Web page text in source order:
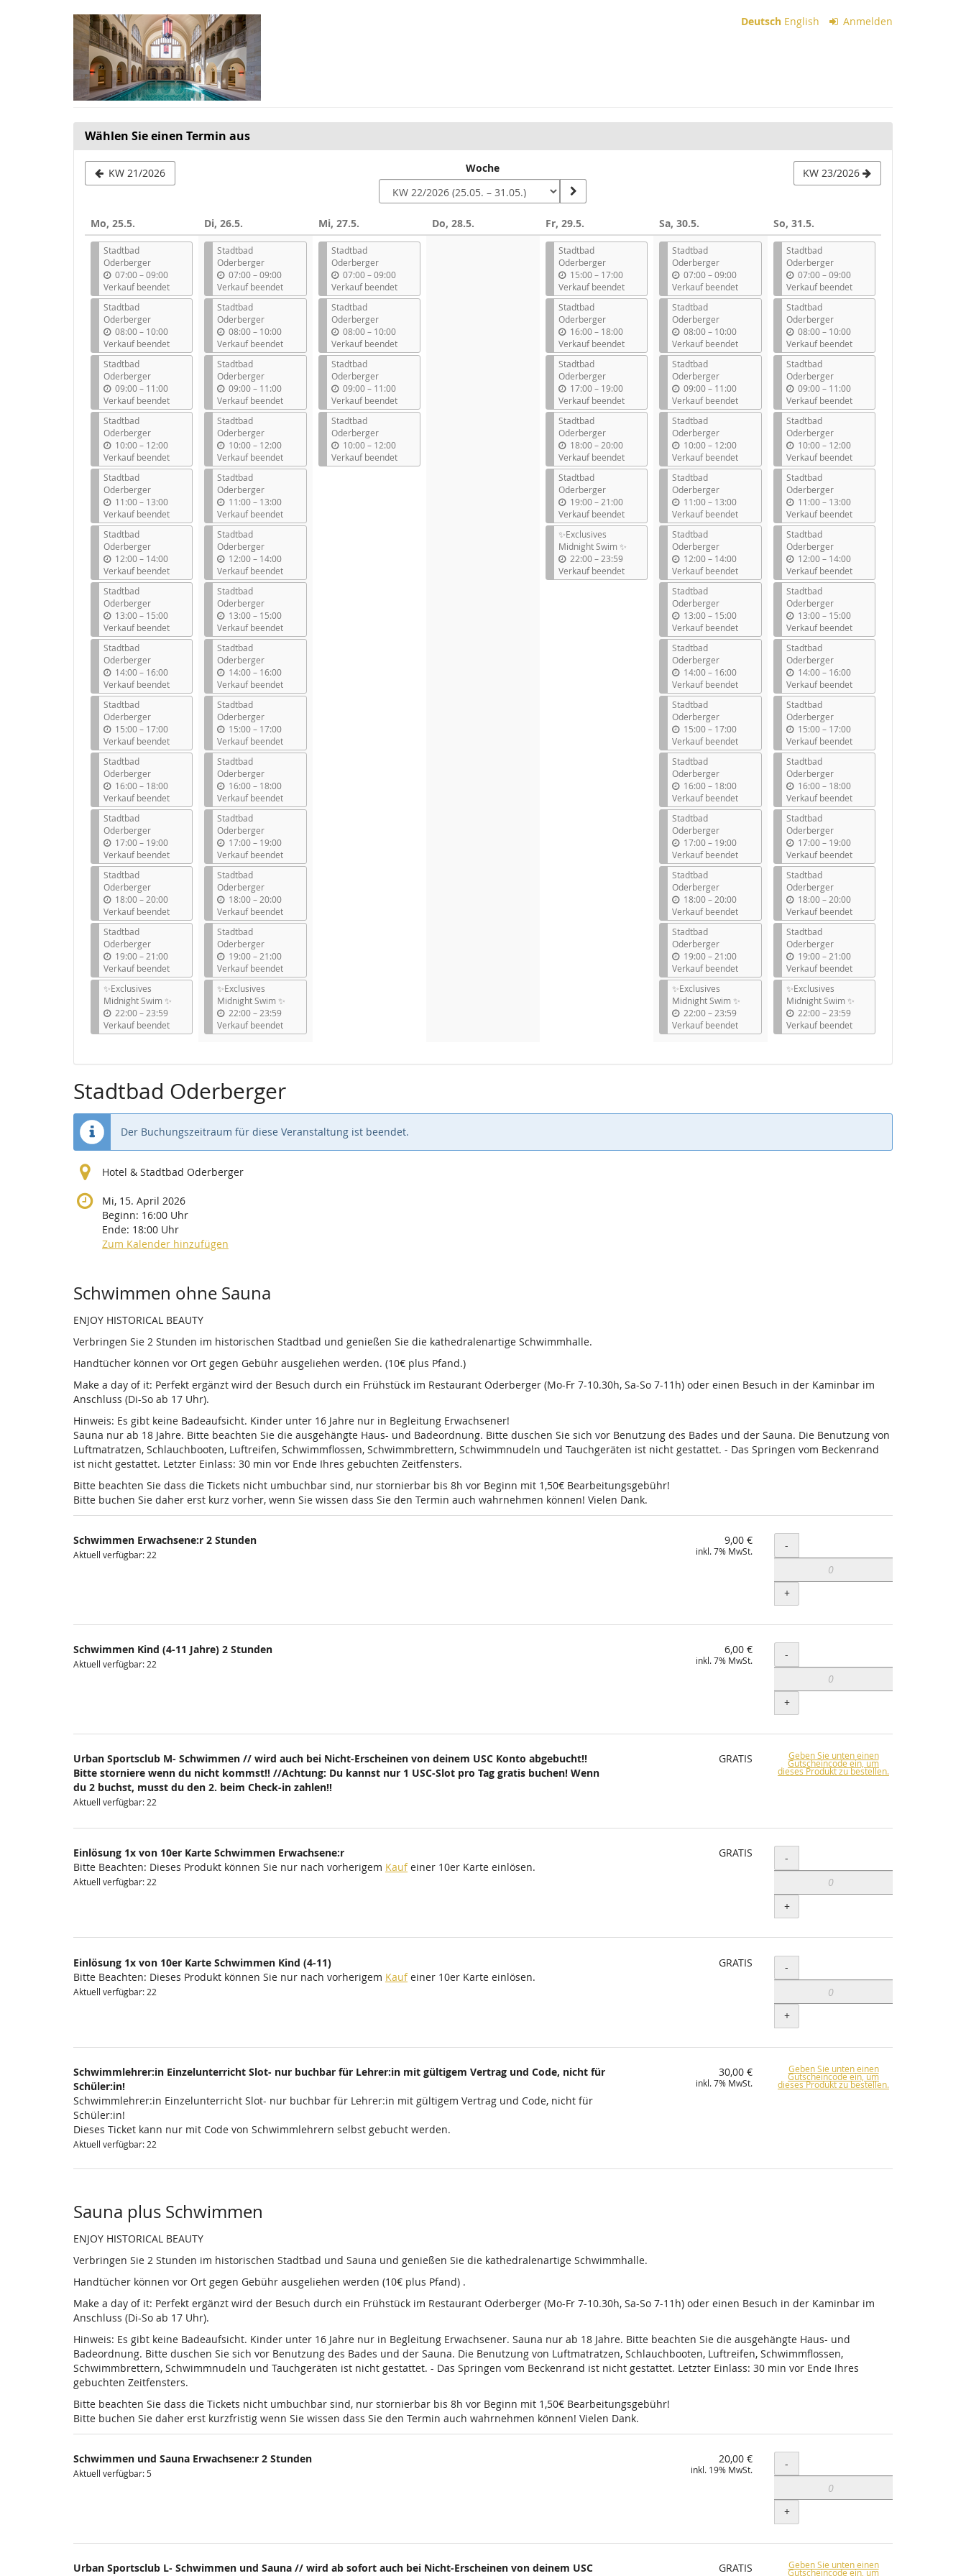
Deutsch English Anmelden
Wählen Sie einen Termin aus
KW 21/2026
auswählen
Woche KW 23/2026
Mo, 25.5.
Stadtbad
Oderberger
07:00–b
i
s
09:00
Verkauf beendet
Stadtbad
Oderberger
08:00–b
i
s
10:00
Verkauf beendet
Stadtbad
Oderberger
09:00–b
i
s
11:00
Verkauf beendet
Stadtbad
Oderberger
10:00–b
i
s
12:00
Verkauf beendet
Stadtbad
Oderberger
11:00–b
i
s
13:00
Verkauf beendet
Stadtbad
Oderberger
12:00–b
i
s
14:00
Verkauf beendet
Stadtbad
Oderberger
13:00–b
i
s
15:00
Verkauf beendet
Stadtbad
Oderberger
14:00–b
i
s
16:00
Verkauf beendet
Stadtbad
Oderberger
15:00–b
i
s
17:00
Verkauf beendet
Stadtbad
Oderberger
16:00–b
i
s
18:00
Verkauf beendet
Stadtbad
Oderberger
17:00–b
i
s
19:00
Verkauf beendet
Stadtbad
Oderberger
18:00–b
i
s
20:00
Verkauf beendet
Stadtbad
Oderberger
19:00–b
i
s
21:00
Verkauf beendet
✨Exclusives
Midnight Swim ✨
22:00–b
i
s
23:59
Verkauf beendet
Di, 26.5.
Stadtbad
Oderberger
07:00 –b
i
s
09:00
Verkauf beendet
Stadtbad
Oderberger
08:00 –b
i
s
10:00
Verkauf beendet
Stadtbad
Oderberger
09:00 –b
i
s
11:00
Verkauf beendet
Stadtbad
Oderberger
10:00 –b
i
s
12:00
Verkauf beendet
Stadtbad
Oderberger
11:00 –b
i
s
13:00
Verkauf beendet
Stadtbad
Oderberger
12:00 –b
i
s
14:00
Verkauf beendet
Stadtbad
Oderberger
13:00 –b
i
s
15:00
Verkauf beendet
Stadtbad
Oderberger
14:00 –b
i
s
16:00
Verkauf beendet
Stadtbad
Oderberger
15:00 –b
i
s
17:00
Verkauf beendet
Stadtbad
Oderberger
16:00 –b
i
s
18:00
Verkauf beendet
Stadtbad
Oderberger
17:00 –b
i
s
19:00
Verkauf beendet
Stadtbad
Oderberger
18:00 –b
i
s
20:00
Verkauf beendet
Stadtbad
Oderberger
19:00 –b
i
s
21:00
Verkauf beendet
✨Exclusives
Midnight Swim ✨
22:00 –b
i
s
23:59
Verkauf beendet
Mi, 27.5.
Stadtbad
Oderberger
07:00 –b
i
s
09:00
Verkauf beendet
Stadtbad
Oderberger
08:00 –b
i
s
10:00
Verkauf beendet
Stadtbad
Oderberger
09:00 –b
i
s
11:00
Verkauf beendet
Stadtbad
Oderberger
10:00 –b
i
s
12:00
Verkauf beendet
Do, 28.5. Fr, 29.5.
Stadtbad
Oderberger
15:00–b
i
s
17:00
Verkauf beendet
Stadtbad
Oderberger
16:00–b
i
s
18:00
Verkauf beendet
Stadtbad
Oderberger
17:00–b
i
s
19:00
Verkauf beendet
Stadtbad
Oderberger
18:00–b
i
s
20:00
Verkauf beendet
Stadtbad
Oderberger
19:00–b
i
s
21:00
Verkauf beendet
✨Exclusives
Midnight Swim ✨
22:00–b
i
s
23:59
Verkauf beendet
Sa, 30.5.
Stadtbad
Oderberger
07:00 –b
i
s
09:00
Verkauf beendet
Stadtbad
Oderberger
08:00 –b
i
s
10:00
Verkauf beendet
Stadtbad
Oderberger
09:00 –b
i
s
11:00
Verkauf beendet
Stadtbad
Oderberger
10:00 –b
i
s
12:00
Verkauf beendet
Stadtbad
Oderberger
11:00 –b
i
s
13:00
Verkauf beendet
Stadtbad
Oderberger
12:00 –b
i
s
14:00
Verkauf beendet
Stadtbad
Oderberger
13:00 –b
i
s
15:00
Verkauf beendet
Stadtbad
Oderberger
14:00 –b
i
s
16:00
Verkauf beendet
Stadtbad
Oderberger
15:00 –b
i
s
17:00
Verkauf beendet
Stadtbad
Oderberger
16:00 –b
i
s
18:00
Verkauf beendet
Stadtbad
Oderberger
17:00 –b
i
s
19:00
Verkauf beendet
Stadtbad
Oderberger
18:00 –b
i
s
20:00
Verkauf beendet
Stadtbad
Oderberger
19:00 –b
i
s
21:00
Verkauf beendet
✨Exclusives
Midnight Swim ✨
22:00 –b
i
s
23:59
Verkauf beendet
So, 31.5.
Stadtbad
Oderberger
07:00 –b
i
s
09:00
Verkauf beendet
Stadtbad
Oderberger
08:00 –b
i
s
10:00
Verkauf beendet
Stadtbad
Oderberger
09:00 –b
i
s
11:00
Verkauf beendet
Stadtbad
Oderberger
10:00 –b
i
s
12:00
Verkauf beendet
Stadtbad
Oderberger
11:00 –b
i
s
13:00
Verkauf beendet
Stadtbad
Oderberger
12:00 –b
i
s
14:00
Verkauf beendet
Stadtbad
Oderberger
13:00 –b
i
s
15:00
Verkauf beendet
Stadtbad
Oderberger
14:00 –b
i
s
16:00
Verkauf beendet
Stadtbad
Oderberger
15:00 –b
i
s
17:00
Verkauf beendet
Stadtbad
Oderberger
16:00 –b
i
s
18:00
Verkauf beendet
Stadtbad
Oderberger
17:00 –b
i
s
19:00
Verkauf beendet
Stadtbad
Oderberger
18:00 –b
i
s
20:00
Verkauf beendet
Stadtbad
Oderberger
19:00 –b
i
s
21:00
Verkauf beendet
✨Exclusives
Midnight Swim ✨
22:00 –b
i
s
23:59
Verkauf beendet
Stadtbad Oderberger
Der Buchungszeitraum für diese Veranstaltung ist beendet.
Hotel & Stadtbad Oderberger
Mi, 15. April 2026
Beginn: 16:00 Uhr
Ende: 18:00 Uhr
Zum Kalender hinzufügen
Produkte
Schwimmen ohne Sauna
ENJOY HISTORICAL BEAUTY
Verbringen Sie 2 Stunden im historischen Stadtbad und genießen Sie die kathedralenartige Schwimmhalle.
Handtücher können vor Ort gegen Gebühr ausgeliehen werden. (10€ plus Pfand.)
Make a day of it: Perfekt ergänzt wird der Besuch durch ein Frühstück im Restaurant Oderberger (Mo-Fr 7-10.30h, Sa-So 7-11h) oder einen Besuch in der Kaminbar im
Anschluss (Di-So ab 17 Uhr).
Hinweis: Es gibt keine Badeaufsicht. Kinder unter 16 Jahre nur in Begleitung Erwachsener!
Sauna nur ab 18 Jahre. Bitte beachten Sie die ausgehängte Haus- und Badeordnung. Bitte duschen Sie sich vor Benutzung des Bades und der Sauna. Die Benutzung von
Luftmatratzen, Schlauchbooten, Luftreifen, Schwimmflossen, Schwimmbrettern, Schwimmnudeln und Tauchgeräten ist nicht gestattet. - Das Springen vom Beckenrand
ist nicht gestattet. Letzter Einlass: 30 min vor Ende Ihres gebuchten Zeitfensters.
Bitte beachten Sie dass die Tickets nicht umbuchbar sind, nur stornierbar bis 8h vor Beginn mit 1,50€ Bearbeitungsgebühr!
Bitte buchen Sie daher erst kurz vorher, wenn Sie wissen dass Sie den Termin auch wahrnehmen können! Vielen Dank.
Schwimmen Erwachsene:r 2 Stunden
Aktuell verfügbar: 22
9,00 €
inkl. 7% MwSt. Menge
-
+
Schwimmen Kind (4-11 Jahre) 2 Stunden
Aktuell verfügbar: 22
6,00 €
inkl. 7% MwSt. Menge
-
+
Urban Sportsclub M- Schwimmen // wird auch bei Nicht-Erscheinen von deinem USC Konto abgebucht!!
Bitte storniere wenn du nicht kommst!! //Achtung: Du kannst nur 1 USC-Slot pro Tag gratis buchen! Wenn
du 2 buchst, musst du den 2. beim Check-in zahlen!!
Aktuell verfügbar: 22
GRATIS Geben Sie unten einen
Gutscheincode ein, um
dieses Produkt zu bestellen.
Einlösung 1x von 10er Karte Schwimmen Erwachsene:r
Bitte Beachten: Dieses Produkt können Sie nur nach vorherigem Kaufeiner 10er Karte einlösen.
Aktuell verfügbar: 22
GRATIS Menge
-
+
Einlösung 1x von 10er Karte Schwimmen Kind (4-11)
Bitte Beachten: Dieses Produkt können Sie nur nach vorherigem Kaufeiner 10er Karte einlösen.
Aktuell verfügbar: 22
GRATIS Menge
-
+
Schwimmlehrer:in Einzelunterricht Slot- nur buchbar für Lehrer:in mit gültigem Vertrag und Code, nicht für
Schüler:in!
Schwimmlehrer:in Einzelunterricht Slot- nur buchbar für Lehrer:in mit gültigem Vertrag und Code, nicht für
Schüler:in!
Dieses Ticket kann nur mit Code von Schwimmlehrern selbst gebucht werden.
Aktuell verfügbar: 22
30,00 €
inkl. 7% MwSt.
Geben Sie unten einen
Gutscheincode ein, um
dieses Produkt zu bestellen.
Sauna plus Schwimmen
ENJOY HISTORICAL BEAUTY
Verbringen Sie 2 Stunden im historischen Stadtbad und Sauna und genießen Sie die kathedralenartige Schwimmhalle.
Handtücher können vor Ort gegen Gebühr ausgeliehen werden (10€ plus Pfand) .
Make a day of it: Perfekt ergänzt wird der Besuch durch ein Frühstück im Restaurant Oderberger (Mo-Fr 7-10.30h, Sa-So 7-11h) oder einen Besuch in der Kaminbar im
Anschluss (Di-So ab 17 Uhr).
Hinweis: Es gibt keine Badeaufsicht. Kinder unter 16 Jahre nur in Begleitung Erwachsener. Sauna nur ab 18 Jahre. Bitte beachten Sie die ausgehängte Haus- und
Badeordnung. Bitte duschen Sie sich vor Benutzung des Bades und der Sauna. Die Benutzung von Luftmatratzen, Schlauchbooten, Luftreifen, Schwimmflossen,
Schwimmbrettern, Schwimmnudeln und Tauchgeräten ist nicht gestattet. - Das Springen vom Beckenrand ist nicht gestattet. Letzter Einlass: 30 min vor Ende Ihres
gebuchten Zeitfensters.
Bitte beachten Sie dass die Tickets nicht umbuchbar sind, nur stornierbar bis 8h vor Beginn mit 1,50€ Bearbeitungsgebühr!
Bitte buchen Sie daher erst kurzfristig wenn Sie wissen dass Sie den Termin auch wahrnehmen können! Vielen Dank.
Schwimmen und Sauna Erwachsene:r 2 Stunden
Aktuell verfügbar: 5
20,00 €
inkl. 19% MwSt. Menge
-
+
Urban Sportsclub L- Schwimmen und Sauna // wird ab sofort auch bei Nicht-Erscheinen von deinem USC
GRATIS Geben Sie unten einen
Gutscheincode ein, um